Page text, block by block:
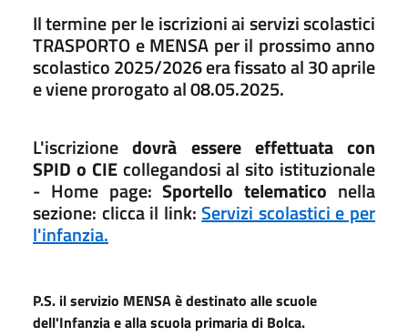
Il termine per le iscrizioni ai servizi scolastici
TRASPORTO e MENSA per il prossimo anno
scolastico 2025/2026 era fissato al 30 aprile
e viene prorogato al 08.05.2025.
L'iscrizionedovrà essere effettuata con
SPID o CIEcollegandosi al sito istituzionale
- Home page:Sportello telematico nella
sezione: clicca il link:Servizi scolastici e per
l'infanzia.
P.S. il servizio MENSA è destinato alle scuole
dell'Infanzia e alla scuola primaria di Bolca.